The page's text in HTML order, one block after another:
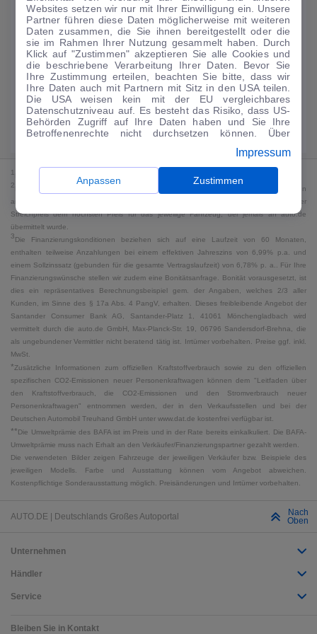
188€/mtl.
Guter Preis4
0 € Anzahlung ·60 Monate ·Finanzierungs-Details
Angebot anfragen Rate anpassen
Kraftstoffverbrauch komb. 18 l/100 km · CO₂-Emissionen komb. 0 g/km ·
CO₂-Klasse G · WLTP*
1
2 Bei dem Streichpreis handelt es sich für Neufahrzeuge und junge Gebrauchte um den
an auto.de übermittelten Listenpreis. Für alle anderen Fahrzeuge entspricht der
Streichpreis dem höchsten Preis für das jeweilige Fahrzeug, der jemals an auto.de
übermittelt wurde.
3Die Finanzierungskonditionen beziehen sich auf eine Laufzeit von 60 Monaten,
enthalten teilweise Anzahlungen bei einem effektiven Jahreszins von 6,99% p.a. und
einem Sollzinssatz (gebunden für die gesamte Vertragslaufzeit) von 6,78% p. a.. Für Ihre
Finanzierungswünsche stellen wir zudem eine Bonitätsanfrage. Bonität vorausgesetzt, ist
dies ein repräsentatives Berechnungsbeispiel gem. der Angaben, welches 2/3 aller
Kunden, im Sinne des § 17a Abs. 4 PangV, erhalten. Dieses freibleibende Angebot der
Santander Consumer Bank AG, Santander-Platz 1, 41061 Mönchengladbach wird
vermittelt durch die auto.de GmbH, Max-Planck-Str. 19, 06796 Sandersdorf-Brehna, die
als ungebundener Vermittler nicht beratend tätig ist. Irrtümer vorbehalten. Preise ggf. inkl.
MwSt.
*Zusätzliche Informationen zum offiziellen Kraftstoffverbrauch sowie zu den offiziellen
spezifischen CO2-Emissionen neuer Personenkraftwagen können dem "Leitfaden über
den Kraftstoffverbrauch, die CO2-Emissionen und den Stromverbrauch neuer
Personenkraftwagen" entnommen werden, der in den Verkaufsstellen und bei der
Deutschen Automobil Treuhand GmbH unter www.dat.de kostenfrei verfügbar ist.
**Die Umweltprämie des BAFA ist im Preis und in der Rate bereits einkalkuliert. Die BAFA-
Umweltprämie muss nach Erhalt an den Verkäufer/Finanzierungspartner gezahlt werden.
Die verwendeten Bilder zeigen Fahrzeuge der jeweiligen Verkäufer bzw. Beispiele des
jeweiligen Modells. Farbe und Ausstattung können vom Angebot abweichen.
Kostenpflichtige Sonderausstattung möglich. Preisänderungen und Irrtümer vorbehalten.
AUTO.DE | Deutschlands Großes Autoportal
Nach
Oben
Unternehmen
Händler
Service
Bleiben Sie in Kontakt
Websites setzen wir nur mit Ihrer Einwilligung ein. Unsere
Partner führen diese Daten möglicherweise mit weiteren
Daten zusammen, die Sie ihnen bereitgestellt oder die
sie im Rahmen Ihrer Nutzung gesammelt haben. Durch
Klick auf "Zustimmen" akzeptieren Sie alle Cookies und
die beschriebene Verarbeitung Ihrer Daten. Bevor Sie
Ihre Zustimmung erteilen, beachten Sie bitte, dass wir
Ihre Daten auch mit Partnern mit Sitz in den USA teilen.
Die USA weisen kein mit der EU vergleichbares
Datenschutzniveau auf. Es besteht das Risiko, dass US-
Behörden Zugriff auf Ihre Daten haben und Sie Ihre
Betroffenenrechte nicht durchsetzen können. Über
anpassen. Dies ist auch später jederzeit im Bereich
Cookie-Richtliniemöglich. Weitere Informationen finden
Sie in unsererDatenschutzerklärung .
Impressum
Anpassen Zustimmen